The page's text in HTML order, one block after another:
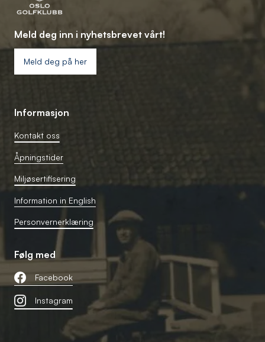
Meld deg inn i nyhetsbrevet vårt!
Meld deg på her
Informasjon
Kontakt oss
Åpningstider
Miljøsertifisering
Information in English
Personvernerklæring
Følg med
Facebook
Instagram